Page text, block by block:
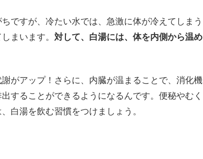
ですが、冷たい水では、急激に体が冷えてしまう
まいます。 対して、白湯には、体を内側から温め
がアップ！さらに、内臓が温まることで、消化機
することができるようになるんです。便秘やむく
白湯を飲む習慣をつけましょう。